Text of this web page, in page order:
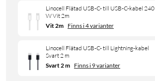
Linocell Flätad USB-C- till USB-C-kabel 240
W Vit 2m
Vit 2m Finns i 4 varianter
Linocell Flätad USB-C- till Lightning-kabel
Svart 2 m
Svart 2 m Finns i 9 varianter